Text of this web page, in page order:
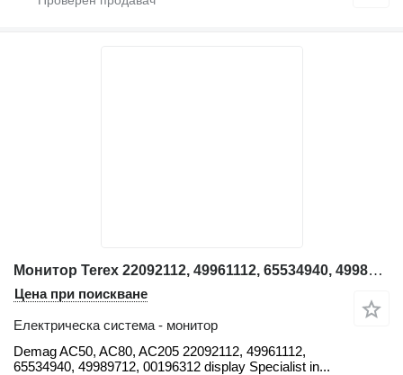
Монитор Terex 22092112, 49961112, 65534940, 49989712, 00196312 Demag за автокран Demag AC50, AC80
Цена при поискване
Електрическа система - монитор
Demag AC50, AC80, AC205 22092112, 49961112,
65534940, 49989712, 00196312 display Specialist in...